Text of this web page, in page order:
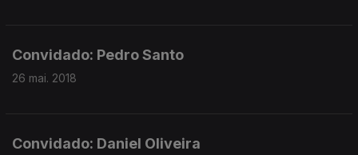
Convidado: Pedro Santo
26 mai. 2018
Convidado: Daniel Oliveira